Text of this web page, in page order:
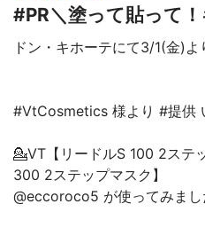
#PR＼塗って貼って
ドン・キホーテにて3/1(金)よ
#VtCosmetics 様より #提供
💁VT【リードルS 100 2ステ
300 2ステップマスク】
@eccoroco5 が使ってみまし